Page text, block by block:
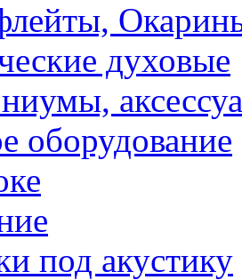
духовые
оборудование
под акустику